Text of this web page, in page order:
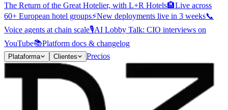
The Return of the Great Hotelier, with L+R Hotels🏨Live across
60+ European hotel groups⚡New deployments live in 3 weeks📞
Voice agents at chain scale🎙️AI Lobby Talk: CIO interviews on
YouTube📚Platform docs & changelog
Plataforma Clientes Precios